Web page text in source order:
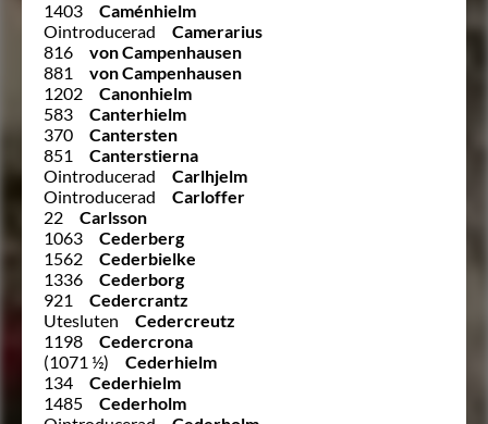
1403
Caménhielm
Ointroducerad
Camerarius
816
von Campenhausen
881
von Campenhausen
1202
Canonhielm
583
Canterhielm
370
Cantersten
851
Canterstierna
Ointroducerad
Carlhjelm
Ointroducerad
Carloffer
22
Carlsson
1063
Cederberg
1562
Cederbielke
1336
Cederborg
921
Cedercrantz
Utesluten
Cedercreutz
1198
Cedercrona
(1071 ½)
Cederhielm
134
Cederhielm
1485
Cederholm